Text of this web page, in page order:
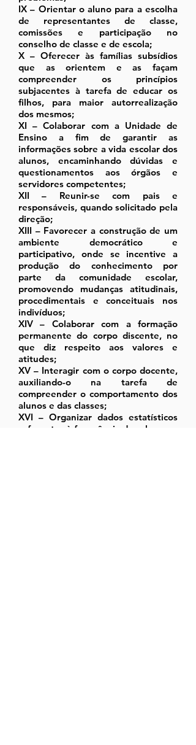
IX – Orientar o aluno para a escolha
de representantes de classe,
comissões e participação no
conselho de classe e de escola;
X – Oferecer às famílias subsídios
que as orientem e as façam
compreender os princípios
subjacentes à tarefa de educar os
filhos, para maior autorrealização
dos mesmos;
XI – Colaborar com a Unidade de
Ensino a fim de garantir as
informações sobre a vida escolar dos
alunos, encaminhando dúvidas e
questionamentos aos órgãos e
servidores competentes;
XII – Reunir-se com pais e
responsáveis, quando solicitado pela
direção;
XIII – Favorecer a construção de um
ambiente democrático e
participativo, onde se incentive a
produção do conhecimento por
parte da comunidade escolar,
promovendo mudanças atitudinais,
procedimentais e conceituais nos
indivíduos;
XIV – Colaborar com a formação
permanente do corpo discente, no
que diz respeito aos valores e
atitudes;
XV – Interagir com o corpo docente,
auxiliando-o na tarefa de
compreender o comportamento dos
alunos e das classes;
XVI – Organizar dados estatísticos
referentes à frequência dos alunos;